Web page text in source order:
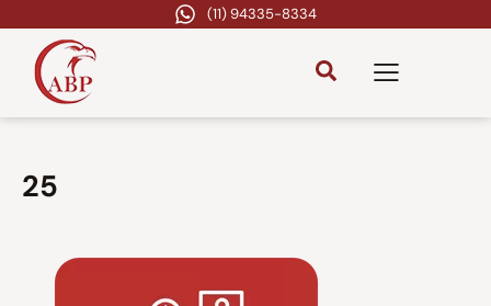
(11) 94335-8334
25